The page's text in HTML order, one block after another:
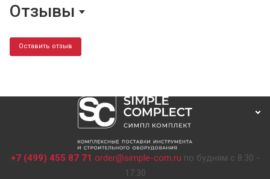
Отзывы
Оставить отзыв
+7 (499) 455 87 71 order@simple-com.ru по будням с 8:30 -
17:30